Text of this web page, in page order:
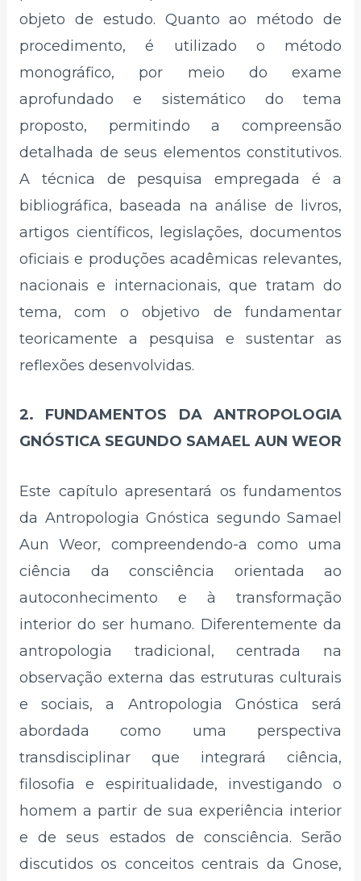
objeto de estudo. Quanto ao método de
procedimento, é utilizado o método
monográfico, por meio do exame
aprofundado e sistemático do tema
proposto, permitindo a compreensão
detalhada de seus elementos constitutivos.
A técnica de pesquisa empregada é a
bibliográfica, baseada na análise de livros,
artigos científicos, legislações, documentos
oficiais e produções acadêmicas relevantes,
nacionais e internacionais, que tratam do
tema, com o objetivo de fundamentar
teoricamente a pesquisa e sustentar as
reflexões desenvolvidas.
2. FUNDAMENTOS DA ANTROPOLOGIA
GNÓSTICA SEGUNDO SAMAEL AUN WEOR
Este capítulo apresentará os fundamentos
da Antropologia Gnóstica segundo Samael
Aun Weor, compreendendo-a como uma
ciência da consciência orientada ao
autoconhecimento e à transformação
interior do ser humano. Diferentemente da
antropologia tradicional, centrada na
observação externa das estruturas culturais
e sociais, a Antropologia Gnóstica será
abordada como uma perspectiva
transdisciplinar que integrará ciência,
filosofia e espiritualidade, investigando o
homem a partir de sua experiência interior
e de seus estados de consciência. Serão
discutidos os conceitos centrais da Gnose,